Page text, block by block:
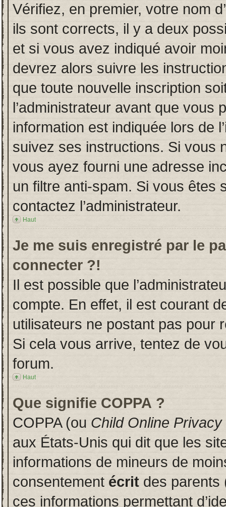
Vérifiez, en premier, votre nom
ils sont corrects, il y a deux
et si vous avez indiqué avoir
devrez alors suivre les
que toute nouvelle inscription
l’administrateur avant que vous
information est indiquée lors de
suivez ses instructions. Si vous
vous ayez fourni une adresse
un filtre anti-spam. Si vous êtes
contactez l’administrateur.
Haut
Je me suis enregistré par le
connecter ?!
Il est possible que
compte. En effet, il est courant
utilisateurs ne postant pas pour
Si cela vous arrive, tentez de
forum.
Haut
Que signifie COPPA ?
COPPA (ou Child Online
aux États-Unis qui dit que les
informations de mineurs de
consentement écrit des parents
ces informations permettant